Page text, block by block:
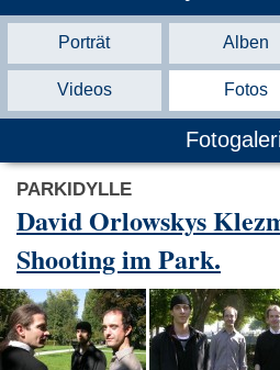
Porträt Alben
Videos Fotos
PARKIDYLLE
David Orlowskys
Shooting im Park.